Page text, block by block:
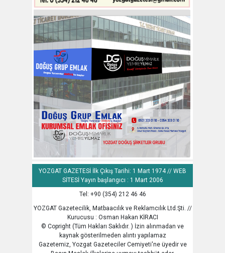
YOZGAT GAZETESİ İlk Çıkış Tarihi: 1 Mart 1974 // WEB
SİTESİ Yayın başlangıcı : 1 Mart 2006
Tel: +90 (354) 212 46 46
YOZGAT Gazetecilik, Matbaacılık ve Reklamcılık Ltd.Şti. //
Kurucusu : Osman Hakan KİRACI
© Copright (Tüm Hakları Saklıdır. ) İzin alınmadan ve
kaynak gösterilmeden alıntı yapılamaz
Gazetemiz, Yozgat Gazeteciler Cemiyeti'ne üyedir ve